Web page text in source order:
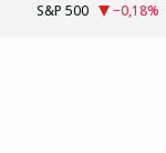
S&P 500 −0,18%